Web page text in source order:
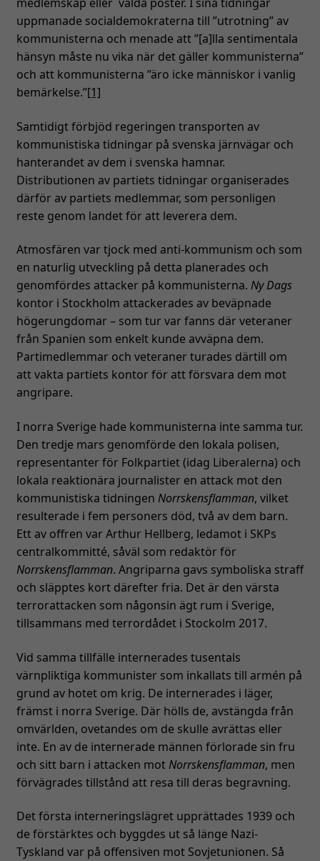
uppmanade socialdemokraterna till ”utrotning” av
kommunisterna och menade att ”[a]lla sentimentala
hänsyn måste nu vika när det gäller kommunisterna”
och att kommunisterna ”äro icke människor i vanlig
bemärkelse.”[1]
Samtidigt förbjöd regeringen transporten av
kommunistiska tidningar på svenska järnvägar och
hanterandet av dem i svenska hamnar.
Distributionen av partiets tidningar organiserades
därför av partiets medlemmar, som personligen
reste genom landet för att leverera dem.
Atmosfären var tjock med anti-kommunism och som
en naturlig utveckling på detta planerades och
genomfördes attacker på kommunisterna. Ny Dags
kontor i Stockholm attackerades av beväpnade
högerungdomar – som tur var fanns där veteraner
från Spanien som enkelt kunde avväpna dem.
Partimedlemmar och veteraner turades därtill om
att vakta partiets kontor för att försvara dem mot
angripare.
I norra Sverige hade kommunisterna inte samma tur.
Den tredje mars genomförde den lokala polisen,
representanter för Folkpartiet (idag Liberalerna) och
lokala reaktionära journalister en attack mot den
kommunistiska tidningen Norrskensflamman, vilket
resulterade i fem personers död, två av dem barn.
Ett av offren var Arthur Hellberg, ledamot i SKPs
centralkommitté, såväl som redaktör för
Norrskensflamman. Angriparna gavs symboliska straff
och släpptes kort därefter fria. Det är den värsta
terrorattacken som någonsin ägt rum i Sverige,
tillsammans med terrordådet i Stockolm 2017.
Vid samma tillfälle internerades tusentals
värnpliktiga kommunister som inkallats till armén på
grund av hotet om krig. De internerades i läger,
främst i norra Sverige. Där hölls de, avstängda från
omvärlden, ovetandes om de skulle avrättas eller
inte. En av de internerade männen förlorade sin fru
och sitt barn i attacken motNorrskensflamman, men
förvägrades tillstånd att resa till deras begravning.
Det första interneringslägret upprättades 1939 och
de förstärktes och byggdes ut så länge Nazi-
Tyskland var på offensiven mot Sovjetunionen. Så